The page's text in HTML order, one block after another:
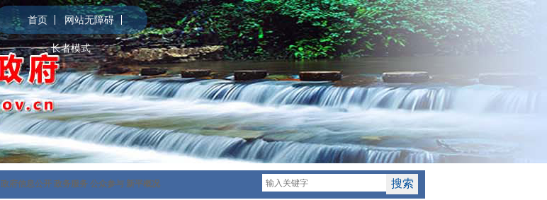
首页 网站无障碍
长者模式
政府信息公开 政务服务 公众参与 新平概况